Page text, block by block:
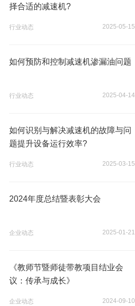
择合适的减速机?
2025-05-15
行业动态
如何预防和控制减速机渗漏油问题
2025-04-14
行业动态
如何识别与解决减速机的故障与问
题提升设备运行效率?
2025-03-15
行业动态
2024年度总结暨表彰大会
2025-01-21
企业动态
《教师节暨师徒带教项目结业会
议：传承与成长》
2024-09-10
企业动态